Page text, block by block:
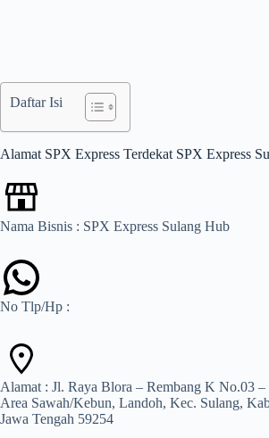
Daftar Isi
Alamat SPX Express Terdekat SPX Express
Nama Bisnis : SPX Express Sulang Hub
No Tlp/Hp :
Alamat : Jl. Raya Blora – Rembang K No.03 –
Area Sawah/Kebun, Landoh, Kec. Sulang,
Jawa Tengah 59254